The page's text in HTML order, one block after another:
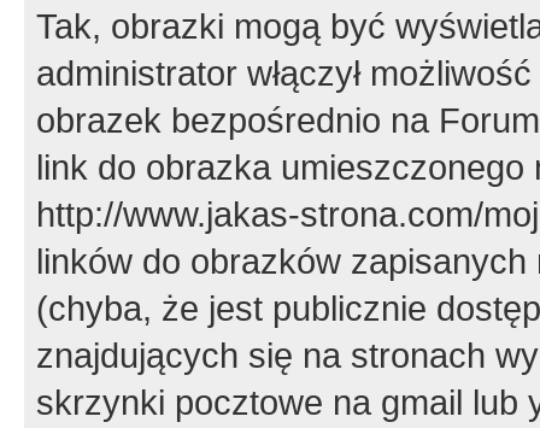
Tak, obrazki mogą być
administrator włączył
obrazek bezpośrednio na
link do obrazka
http://www.jakas-strona.com/
linków do obrazków
(chyba, że jest publicznie
znajdujących się na stronach
skrzynki pocztowe na gmail lub